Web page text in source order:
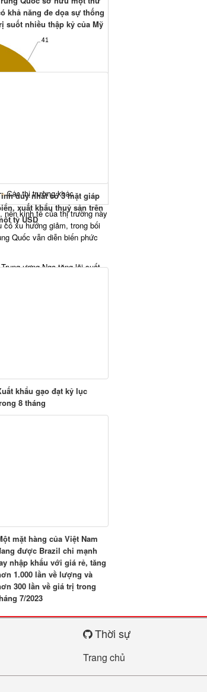
nền kinh tế của thị trường này
có xu hướng giảm, trong bối
Quốc vẫn diễn biến phức
ương Nga tăng lãi suất
ngoài. Do đó, nhu cầu
7 trong bảng xếp hạng về
hàng hóa tiêu dùng của
cũng là cơ hội cho chè Việt
khả năng đe dọa sự thống
suốt nhiều thập kỷ của Mỹ
duy nhất có 3 mặt giáp
xuất khẩu thuỷ sản trên
tỷ USD
khẩu gạo đạt kỷ lục
8 tháng
mặt hàng của Việt Nam
được Brazil chi mạnh
nhập khẩu với giá rẻ, tăng
1.000 lần về lượng và
300 lần về giá trị trong
7/2023
Thời sự
Trang chủ